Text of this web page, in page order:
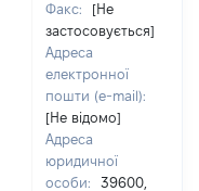
Факс:
[Не
застосовується]
Адреса
електронної
пошти (e-mail):
[Не відомо]
Адреса
юридичної
особи:
39600,